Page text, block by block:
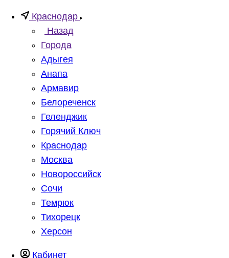
Краснодар
Назад
Города
Адыгея
Анапа
Армавир
Белореченск
Геленджик
Горячий Ключ
Краснодар
Москва
Новороссийск
Сочи
Темрюк
Тихорецк
Херсон
Кабинет